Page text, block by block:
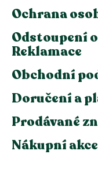
Ochrana
Odstoupení
Reklamace
Obchodní
Doručení a
Prodávané
Nákupní